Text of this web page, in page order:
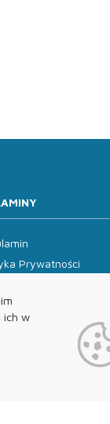
ich w
Prywatności